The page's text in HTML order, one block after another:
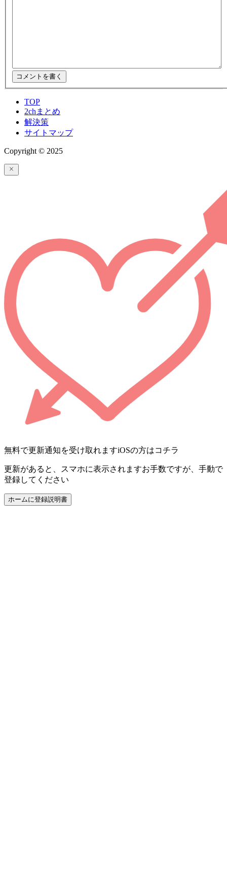
TOP
2chまとめ
解決策
サイトマップ
Copyright © 2025
無料で更新通知を受け取れますiOSの方はコチラ
更新があると、スマホに表示されますお手数ですが、手動で
登録してください
ホームに登録説明書